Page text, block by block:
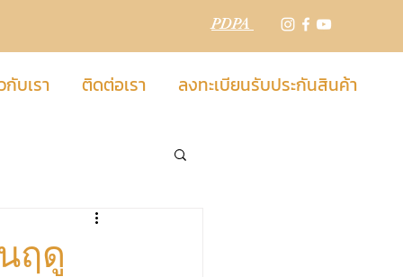
PDPA
กับเรา ติดต่อเรา ลงทะเบียนรับประกันสินค้า
ฤดู